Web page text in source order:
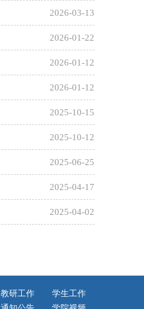
2026-03-13
2026-01-22
2026-01-12
2026-01-12
2025-10-15
2025-10-12
2025-06-25
2025-04-17
2025-04-02
教研工作
学生工作